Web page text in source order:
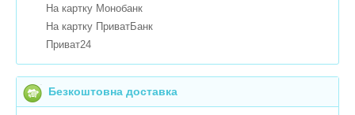
На картку Монобанк
На картку ПриватБанк
Приват24
Безкоштовна доставка